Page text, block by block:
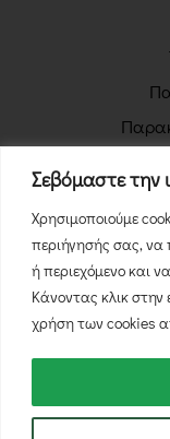
Σεβόμαστε την
Χρησιμοποιούμε
περιήγησής σας, να
ή περιεχόμενο και
Κάνοντας κλικ στην
χρήση των cookies
© 2026